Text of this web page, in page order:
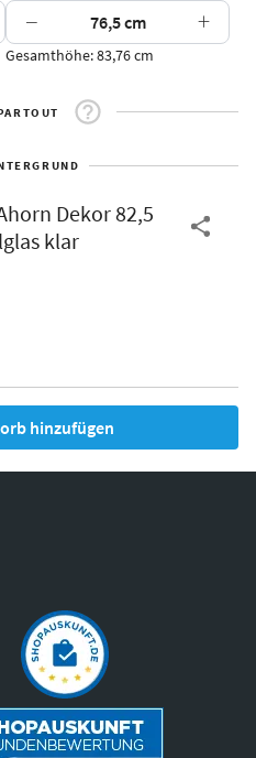
Andros Attika
Burgund
− +
Gesamthöhe: 83,76 cm
Dekor 82,5
klar
hinzufügen